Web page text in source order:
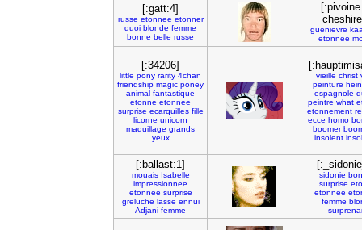
[:gatt:4]
russe etonnee etonner
quoi blonde femme
bonne belle russe
guenievre
etonnee
[:34206]
little pony rarity 4chan
friendship magic poney
animal fantastique
etonne etonnee
surprise ecarquilles fille
licorne unicorn
maquillage grands
yeux
vieille christ
peinture hein
espagnole
peintre what
etonnement
ecce homo
boomer
insolent
[:ballast:1]
mouais Isabelle
impressionnee
etonnee surprise
greluche lasse ennui
Adjani femme
sidonie
surprise
etonnee
femme